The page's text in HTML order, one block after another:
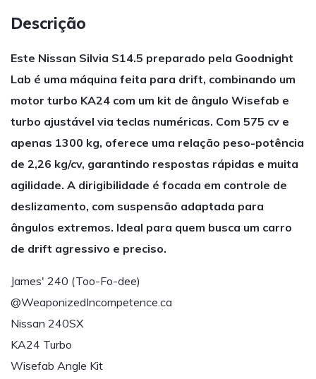
Descrição
Este Nissan Silvia S14.5 preparado pela Goodnight
Lab é uma máquina feita para drift, combinando um
motor turbo KA24 com um kit de ângulo Wisefab e
turbo ajustável via teclas numéricas. Com 575 cv e
apenas 1300 kg, oferece uma relação peso-potência
de 2,26 kg/cv, garantindo respostas rápidas e muita
agilidade. A dirigibilidade é focada em controle de
deslizamento, com suspensão adaptada para
ângulos extremos. Ideal para quem busca um carro
de drift agressivo e preciso.
James' 240 (Too-Fo-dee)
@WeaponizedIncompetence.ca
Nissan 240SX
KA24 Turbo
Wisefab Angle Kit